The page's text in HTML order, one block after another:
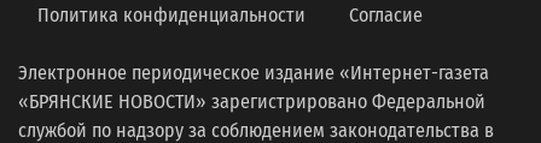
Политика конфиденциальности Согласие
Электронное периодическое издание «Интернет-газета
«БРЯНСКИЕ НОВОСТИ» зарегистрировано Федеральной
службой по надзору за соблюдением законодательства в